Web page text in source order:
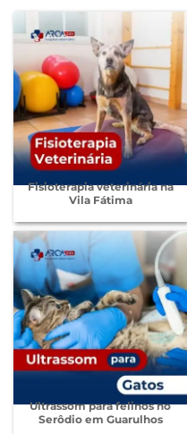
Fisioterapia veterinária na
Vila Fátima
Ultrassom para felinos no
Serôdio em Guarulhos